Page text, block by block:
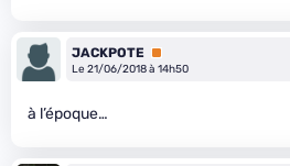
JACKPOTE
Premium
Le 21/06/2018 à 14h50
à l’époque…